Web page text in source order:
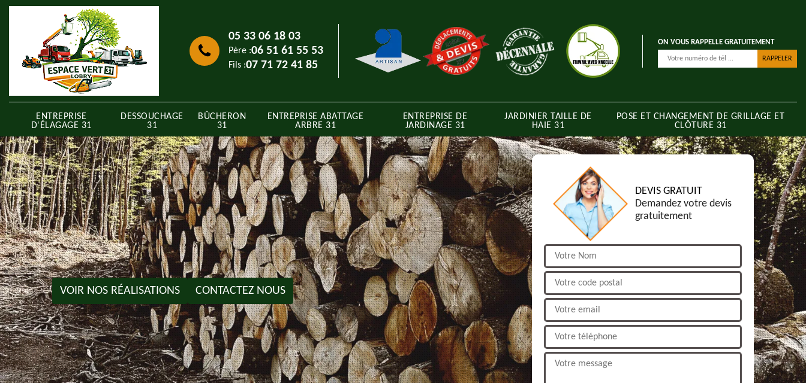
05 33 06 18 03
Père :06 51 61 55 53
Fils :07 71 72 41 85
ON VOUS RAPPELLE GRATUITEMENT
ENTREPRISE
D'ÉLAGAGE 31
DESSOUCHAGE
31
BÛCHERON
31
ENTREPRISE ABATTAGE
ARBRE 31
ENTREPRISE DE
JARDINAGE 31
JARDINIER TAILLE DE
HAIE 31
POSE ET CHANGEMENT DE GRILLAGE ET
CLÔTURE 31
VOIR NOS RÉALISATIONS CONTACTEZ NOUS
DEVIS GRATUIT
Demandez votre devis
gratuitement